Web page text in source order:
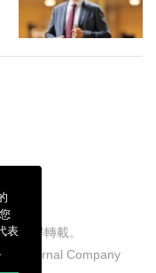
表不得轉載。
Journal Company